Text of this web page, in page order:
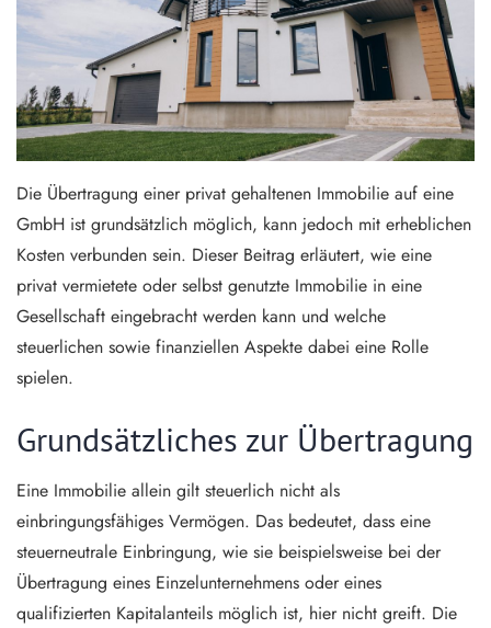
Die Übertragung einer privat gehaltenen Immobilie auf eine
GmbH ist grundsätzlich möglich, kann jedoch mit erheblichen
Kosten verbunden sein. Dieser Beitrag erläutert, wie eine
privat vermietete oder selbst genutzte Immobilie in eine
Gesellschaft eingebracht werden kann und welche
steuerlichen sowie finanziellen Aspekte dabei eine Rolle
spielen.
Grundsätzliches zur Übertragung
Eine Immobilie allein gilt steuerlich nicht als
einbringungsfähiges Vermögen. Das bedeutet, dass eine
steuerneutrale Einbringung, wie sie beispielsweise bei der
Übertragung eines Einzelunternehmens oder eines
qualifizierten Kapitalanteils möglich ist, hier nicht greift. Die